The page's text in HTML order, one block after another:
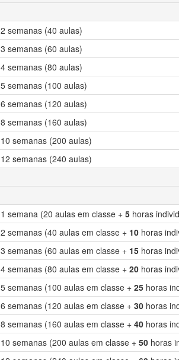
2 semanas (40 aulas)
3 semanas (60 aulas)
4 semanas (80 aulas)
5 semanas (100 aulas)
6 semanas (120 aulas)
8 semanas (160 aulas)
10 semanas (200 aulas)
12 semanas (240 aulas)
1 semana (20 aulas em classe + 5 horas
2 semanas (40 aulas em classe + 10 horas
3 semanas (60 aulas em classe + 15 horas
4 semanas (80 aulas em classe + 20 horas
5 semanas (100 aulas em classe + 25 horas
6 semanas (120 aulas em classe + 30 horas
8 semanas (160 aulas em classe + 40 horas
10 semanas (200 aulas em classe + 50 horas